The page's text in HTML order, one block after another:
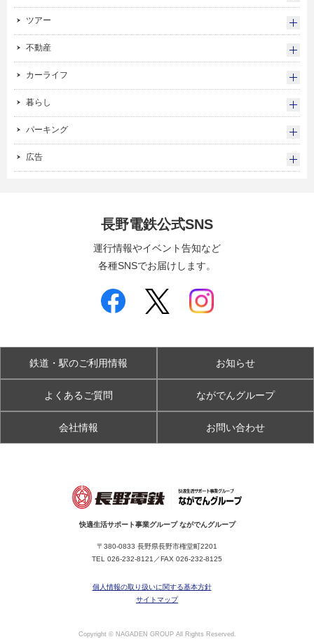
ツアー
不動産
カーライフ
暮らし
パーキング
広告
長野電鉄公式SNS
運行情報やイベント告知など
各種SNSでお届けします。
鉄道・駅のご利用情報 お知らせ
よくあるご質問 ながでんグループ
会社情報 お問い合わせ
快適生活サポート事業グループ ながでんグループ
〒380-0833 長野県長野市権堂町2201
TEL 026-232-8121 ／FAX 026-232-8125
個人情報の取り扱いに関する基本方針
サイトマップ
Copyright © NAGADEN GROUP All Rights Reserved.